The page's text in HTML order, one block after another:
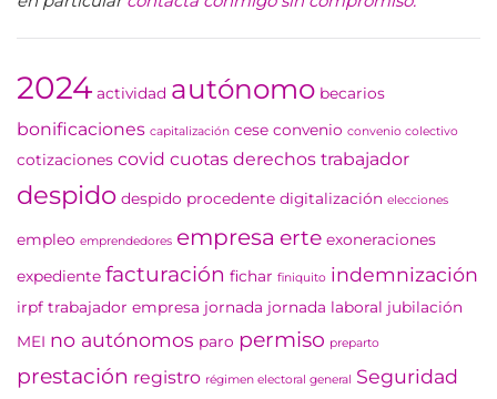
2024 actividad autónomo becarios
bonificaciones capitalización cese convenio convenio colectivo
cotizaciones covid cuotas derechos trabajador
despido despido procedente digitalización elecciones
empleo emprendedores empresa erte exoneraciones
expediente facturación fichar finiquito indemnización
irpf trabajador empresa jornada jornada laboral jubilación
MEI no autónomos paro permiso preparto
prestación registro régimen electoral general
Seguridad